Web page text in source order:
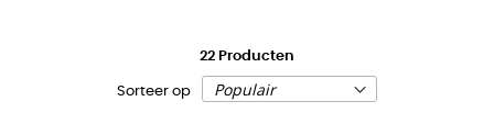
22 Producten
Sorteer op